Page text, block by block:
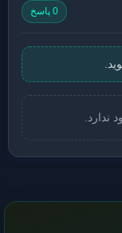
0 پاسخ